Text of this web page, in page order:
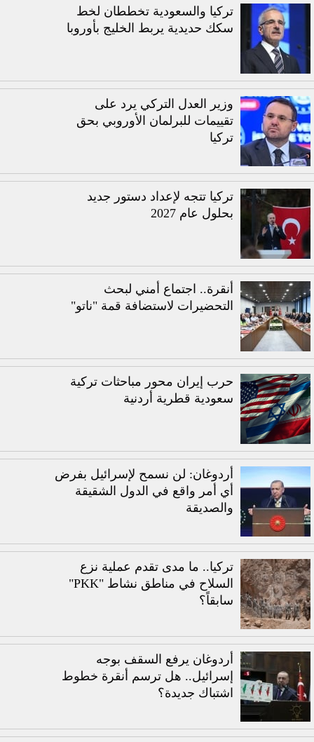
تركيا والسعودية تخططان لخط
سكك حديدية يربط الخليج بأوروبا
وزير العدل التركي يرد على
تقييمات للبرلمان الأوروبي بحق
تركيا
تركيا تتجه لإعداد دستور جديد
بحلول عام 2027
أنقرة.. اجتماع أمني لبحث
التحضيرات لاستضافة قمة "ناتو"
حرب إيران محور مباحثات تركية
سعودية قطرية أردنية
أردوغان: لن نسمح لإسرائيل بفرض
أي أمر واقع في الدول الشقيقة
والصديقة
تركيا.. ما مدى تقدم عملية نزع
السلاح في مناطق نشاط "PKK"
سابقاً؟
أردوغان يرفع السقف بوجه
إسرائيل.. هل ترسم أنقرة خطوط
اشتباك جديدة؟